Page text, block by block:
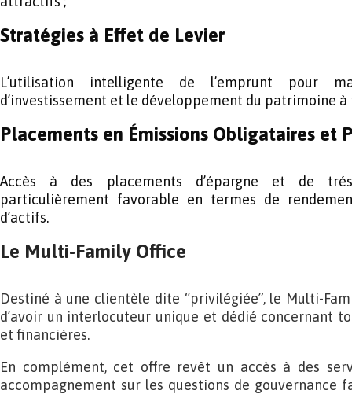
Stratégies à Effet de Levier
L’utilisation intelligente de l’emprunt pour
d’investissement et le développement du patrimoine
Placements en Émissions Obligataires et
Accès à des placements d’épargne et de
particulièrement favorable en termes de
d’actifs.
Le Multi-Family Office
Destiné à une clientèle dite “privilégiée”, le Multi-
d’avoir un interlocuteur unique et dédié concernant
et financières.
En complément, cet offre revêt un accès à des
accompagnement sur les questions de gouvernance